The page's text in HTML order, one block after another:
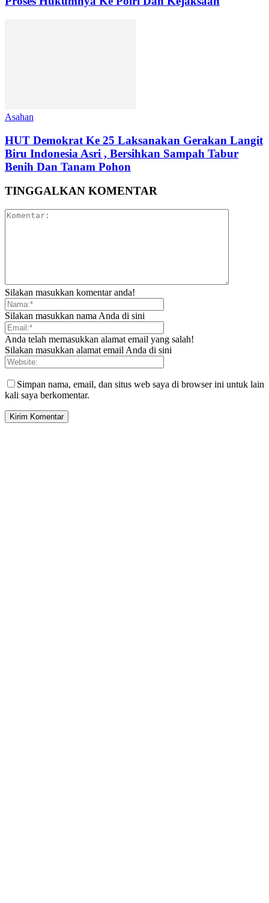
Asahan
HUT Demokrat Ke 25 Laksanakan Gerakan Langit
Biru Indonesia Asri , Bersihkan Sampah Tabur
Benih Dan Tanam Pohon
TINGGALKAN KOMENTAR
Silakan masukkan komentar anda!
Silakan masukkan nama Anda di sini
Anda telah memasukkan alamat email yang salah!
Silakan masukkan alamat email Anda di sini
Simpan nama, email, dan situs web saya di browser ini untuk lain
kali saya berkomentar.